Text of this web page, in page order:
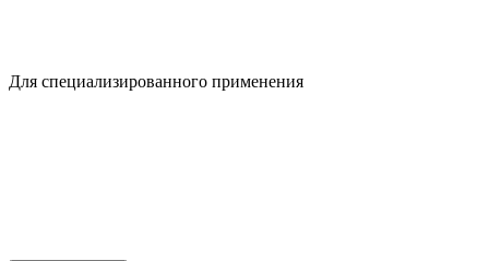
Для специализированного применения